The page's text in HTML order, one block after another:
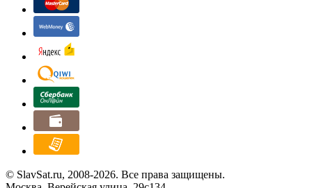
© SlavSat.ru, 2008-2026. Все права защищены.